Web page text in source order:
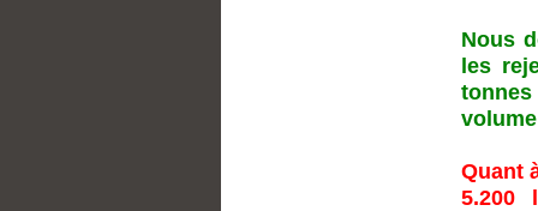
Nous
les
Quant
5.200